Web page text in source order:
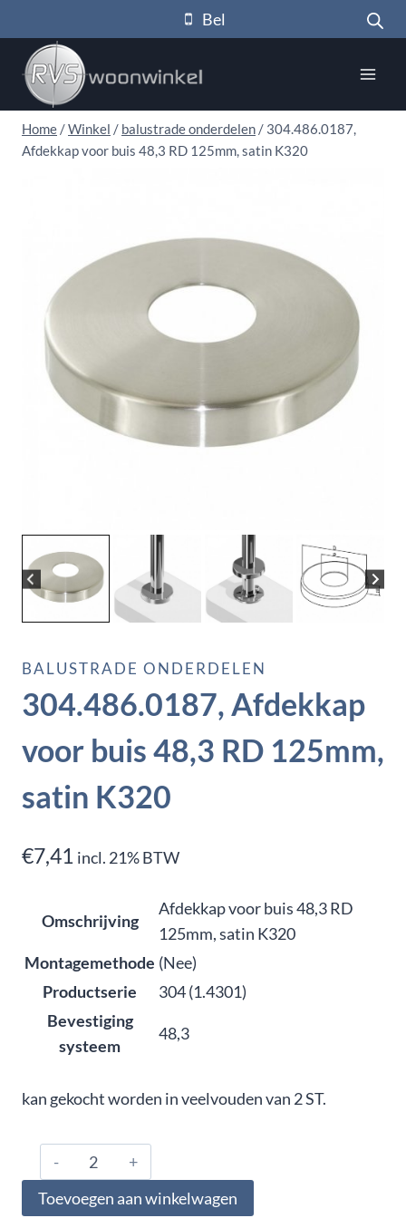
naar
inhoud
Bel
Home /Winkel / balustrade onderdelen / 304.486.0187,
Afdekkap voor buis 48,3 RD 125mm, satin K320
BALUSTRADE ONDERDELEN
304.486.0187, Afdekkap
voor buis 48,3 RD 125mm,
satin K320
€7,41 incl. 21% BTW
Omschrijving
Afdekkap voor buis 48,3 RD
125mm, satin K320
Montagemethode (Nee)
Productserie
304 (1.4301)
Bevestiging
systeem
48,3
kan gekocht worden in veelvouden van 2 ST.
304.486.0187,
Afdekkap
voor
Toevoegen aan winkelwagen